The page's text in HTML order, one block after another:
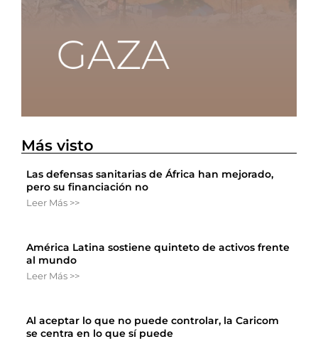
Más visto
Las defensas sanitarias de África han mejorado,
pero su financiación no
Leer Más >>
América Latina sostiene quinteto de activos frente
al mundo
Leer Más >>
Al aceptar lo que no puede controlar, la Caricom
se centra en lo que sí puede